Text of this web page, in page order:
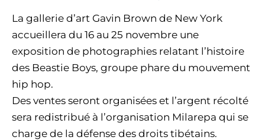
La gallerie d’art Gavin Brown de New York
accueillera du 16 au 25 novembre une
exposition de photographies relatant l’histoire
des Beastie Boys, groupe phare du mouvement
hip hop.
Des ventes seront organisées et l’argent récolté
sera redistribué à l’organisation Milarepa qui se
charge de la défense des droits tibétains.